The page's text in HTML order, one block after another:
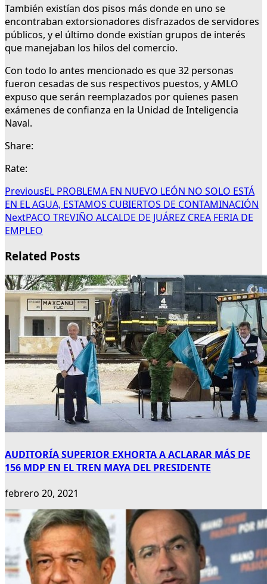
También existían dos pisos más donde en uno se
encontraban extorsionadores disfrazados de servidores
públicos, y el último donde existían grupos de interés
que manejaban los hilos del comercio.
Con todo lo antes mencionado es que 32 personas
fueron cesadas de sus respectivos puestos, y AMLO
expuso que serán reemplazados por quienes pasen
exámenes de confianza en la Unidad de Inteligencia
Naval.
Share:
Rate:
PreviousEL PROBLEMA EN NUEVO LEÓN NO SOLO ESTÁ
EN EL AGUA, ESTAMOS CUBIERTOS DE CONTAMINACIÓN
NextPACO TREVIÑO ALCALDE DE JUÁREZ CREA FERIA DE
EMPLEO
Related Posts
AUDITORÍA SUPERIOR EXHORTA A ACLARAR MÁS DE
156 MDP EN EL TREN MAYA DEL PRESIDENTE
febrero 20, 2021